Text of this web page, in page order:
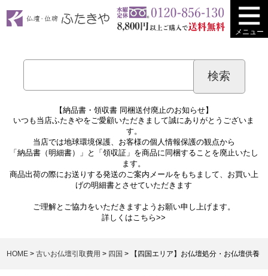
メニュー
【納品書・領収書 同梱送付廃止のお知らせ】
いつも当店ふたきやをご愛顧いただきまして誠にありがとうございま
す。
当店では地球環境保護、お客様の個人情報保護の観点から
「納品書（明細書）」と「領収証」を商品に同梱することを廃止いたし
ます。
商品出荷の際にお送りする発送のご案内メールをもちまして、お買い上
げの明細書とさせていただきます
ご理解とご協力をいただきますようお願い申し上げます。
詳しくはこちら>>
HOME 古いお仏壇引取費用 四国 【四国エリア】お仏壇処分・お仏壇供養